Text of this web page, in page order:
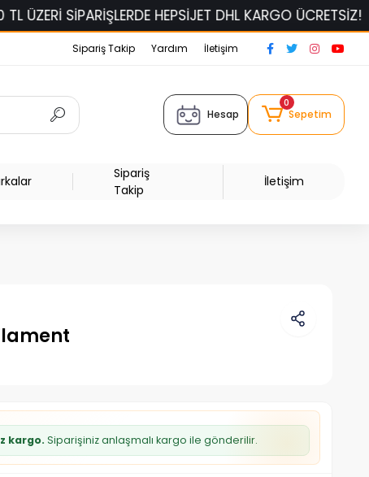
HEPSİJET DHL KARGO ÜCRETSİZ! ELAS
Sipariş Takip Yardım İletişim
Hesap
0
Sepetim
Sipariş
Takip
İletişim
kargo. Siparişiniz anlaşmalı kargo ile gönderilir.